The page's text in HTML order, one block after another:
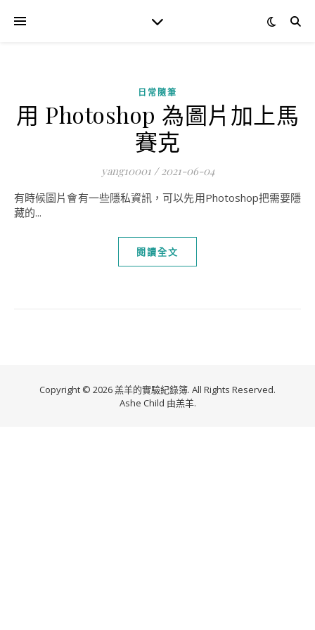
日常隨筆
用 Photoshop 為圖片加上馬
賽克
yang10001 / 2021-06-04
有時候圖片會有一些隱私資訊，可以先用Photoshop把需要隱
藏的...
閱讀全文
Copyright © 2026 羔羊的實驗紀錄簿. All Rights Reserved.
Ashe Child 由羔羊.